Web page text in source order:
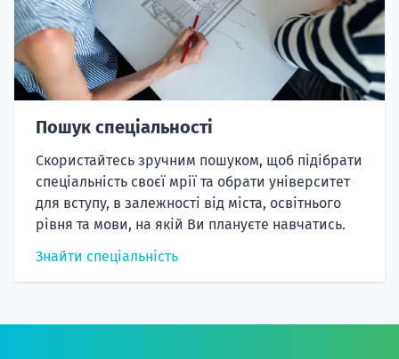
Пошук спеціальності
Скористайтесь зручним пошуком, щоб підібрати
спеціальність своєї мрії та обрати університет
для вступу, в залежності від міста, освітнього
рівня та мови, на якій Ви плануєте навчатись.
Знайти спеціальність